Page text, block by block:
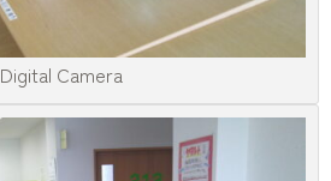
Digital Camera